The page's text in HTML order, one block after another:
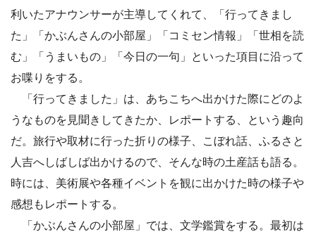
利いたアナウンサーが主導してくれて、「行ってきまし
た」「かぶんさんの小部屋」「コミセン情報」「世相を読
む」「うまいもの」「今日の一句」といった項目に沿って
お喋りをする。
「行ってきました」は、あちこちへ出かけた際にどのよ
うなものを見聞きしてきたか、レポートする、という趣向
だ。旅行や取材に行った折りの様子、こぼれ話、ふるさと
人吉へしばしば出かけるので、そんな時の土産話も語る。
時には、美術展や各種イベントを観に出かけた時の様子や
感想もレポートする。
「かぶんさんの小部屋」では、文学鑑賞をする。最初は